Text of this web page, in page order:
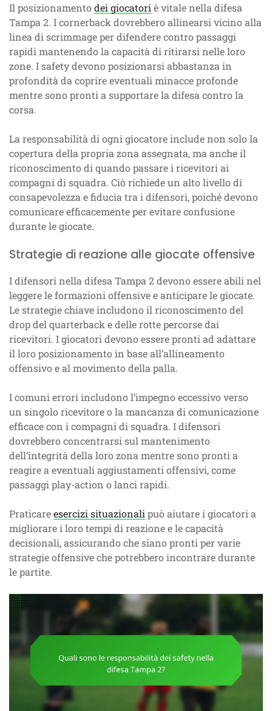
Il posizionamento dei giocatori è vitale nella difesa
Tampa 2. I cornerback dovrebbero allinearsi vicino alla
linea di scrimmage per difendere contro passaggi
rapidi mantenendo la capacità di ritirarsi nelle loro
zone. I safety devono posizionarsi abbastanza in
profondità da coprire eventuali minacce profonde
mentre sono pronti a supportare la difesa contro la
corsa.
La responsabilità di ogni giocatore include non solo la
copertura della propria zona assegnata, ma anche il
riconoscimento di quando passare i ricevitori ai
compagni di squadra. Ciò richiede un alto livello di
consapevolezza e fiducia tra i difensori, poiché devono
comunicare efficacemente per evitare confusione
durante le giocate.
Strategie di reazione alle giocate offensive
I difensori nella difesa Tampa 2 devono essere abili nel
leggere le formazioni offensive e anticipare le giocate.
Le strategie chiave includono il riconoscimento del
drop del quarterback e delle rotte percorse dai
ricevitori. I giocatori devono essere pronti ad adattare
il loro posizionamento in base all’allineamento
offensivo e al movimento della palla.
I comuni errori includono l’impegno eccessivo verso
un singolo ricevitore o la mancanza di comunicazione
efficace con i compagni di squadra. I difensori
dovrebbero concentrarsi sul mantenimento
dell’integrità della loro zona mentre sono pronti a
reagire a eventuali aggiustamenti offensivi, come
passaggi play-action o lanci rapidi.
Praticareesercizi situazionali può aiutare i giocatori a
migliorare i loro tempi di reazione e le capacità
decisionali, assicurando che siano pronti per varie
strategie offensive che potrebbero incontrare durante
le partite.